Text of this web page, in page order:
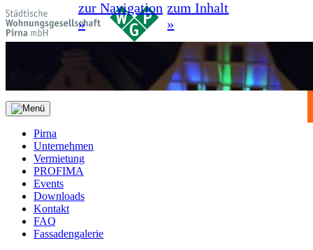
zur Navigation
»
zum Inhalt
»
Pirna
Unternehmen
Vermietung
PROFIMA
Events
Downloads
Kontakt
FAQ
Fassadengalerie